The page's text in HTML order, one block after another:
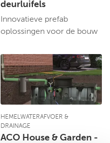
deurluifels
Innovatieve prefab
oplossingen voor de bouw
HEMELWATERAFVOER &
DRAINAGE
ACO House & Garden -